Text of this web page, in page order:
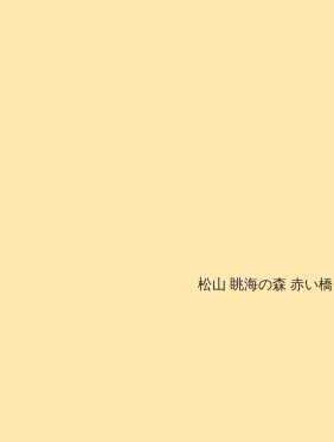
松山 眺海の森 赤い橋